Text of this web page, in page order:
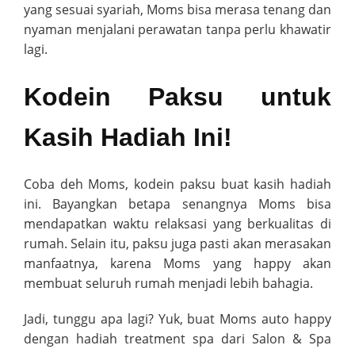
yang sesuai syariah, Moms bisa merasa tenang dan
nyaman menjalani perawatan tanpa perlu khawatir
lagi.
Kodein Paksu untuk
Kasih Hadiah Ini!
Coba deh Moms, kodein paksu buat kasih hadiah
ini. Bayangkan betapa senangnya Moms bisa
mendapatkan waktu relaksasi yang berkualitas di
rumah. Selain itu, paksu juga pasti akan merasakan
manfaatnya, karena Moms yang happy akan
membuat seluruh rumah menjadi lebih bahagia.
Jadi, tunggu apa lagi? Yuk, buat Moms auto happy
dengan hadiah treatment spa dari Salon & Spa